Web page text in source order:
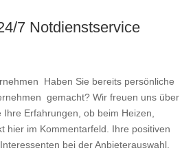
7 Notdienstservice
Haben Sie bereits persönliche
gemacht? Wir freuen uns über
Erfahrungen, ob beim Heizen,
hier im Kommentarfeld. Ihre positiven
bei der Anbieterauswahl.